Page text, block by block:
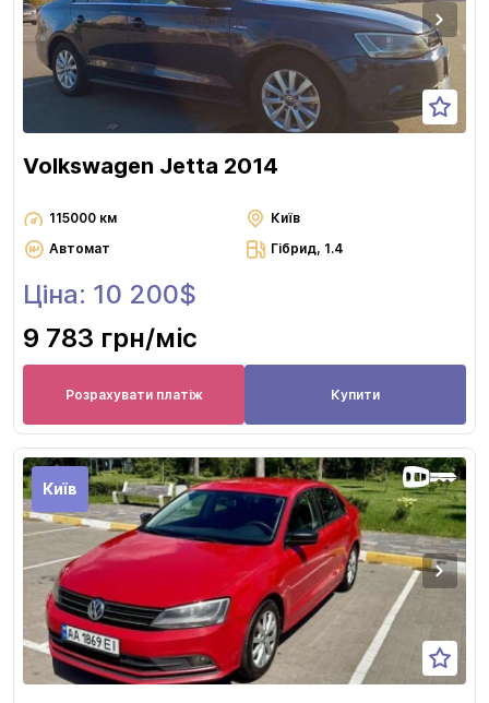
Volkswagen Jetta 2014
115000 км
Київ
Автомат
Гібрид, 1.4
Ціна: 10 200$
9 783 грн/міс
Розрахувати платіж Купити
Київ